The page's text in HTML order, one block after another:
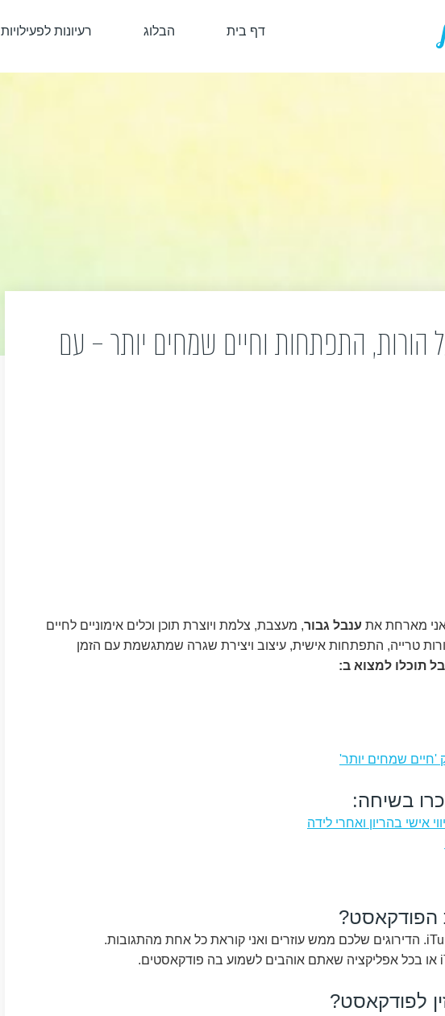
דף בית הבלוג רעיונות לפעילויות
הורות, התפתחות וחיים שמחים יותר – עם
מארחת את ענבל גבור, מעצבת, צלמת ויוצרת תוכן וכלים אימוניים לחיים
טרייה, התפתחות אישית, עיצוב ויצירת שגרה שמתגשמת עם הזמן
תוכלו למצוא ב:
'חיים שמחים יותר'
בשיחה:
אישי בהריון ואחרי לידה
הפודקאסט?
לפודקאסט?